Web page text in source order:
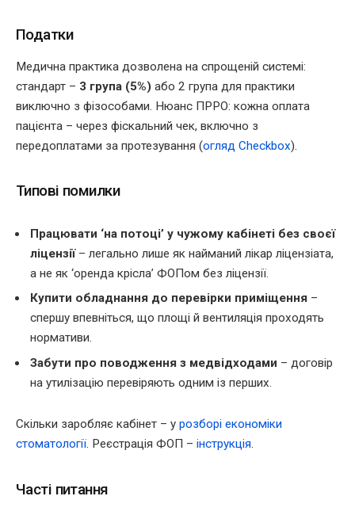
Податки
Медична практика дозволена на спрощеній системі:
стандарт – 3 група (5%) або 2 група для практики
виключно з фізособами. Нюанс ПРРО: кожна оплата
пацієнта – через фіскальний чек, включно з
передоплатами за протезування (огляд Checkbox).
Типові помилки
Працювати ‘на потоці’ у чужому кабінеті без своєї
ліцензії– легально лише як найманий лікар ліцензіата,
а не як ‘оренда крісла’ ФОПом без ліцензії.
Купити обладнання до перевірки приміщення –
спершу впевніться, що площі й вентиляція проходять
нормативи.
Забути про поводження з медвідходами – договір
на утилізацію перевіряють одним із перших.
Скільки заробляє кабінет – у розборі економіки
стоматології. Реєстрація ФОП – інструкція.
Часті питання